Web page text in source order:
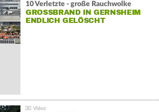
10 Verletzte - große Rauchwolke
GROSSBRAND IN GERNSHEIM E
NDLICH GELÖSCHT